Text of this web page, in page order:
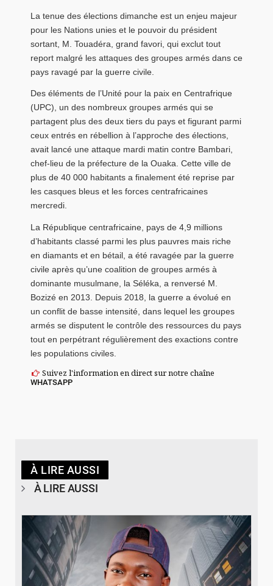
La tenue des élections dimanche est un enjeu majeur
pour les Nations unies et le pouvoir du président
sortant, M. Touadéra, grand favori, qui exclut tout
report malgré les attaques des groupes armés dans ce
pays ravagé par la guerre civile.
Des éléments de l’Unité pour la paix en Centrafrique
(UPC), un des nombreux groupes armés qui se
partagent plus des deux tiers du pays et figurant parmi
ceux entrés en rébellion à l’approche des élections,
avait lancé une attaque mardi matin contre Bambari,
chef-lieu de la préfecture de la Ouaka. Cette ville de
plus de 40 000 habitants a finalement été reprise par
les casques bleus et les forces centrafricaines
mercredi.
La République centrafricaine, pays de 4,9 millions
d’habitants classé parmi les plus pauvres mais riche
en diamants et en bétail, a été ravagée par la guerre
civile après qu’une coalition de groupes armés à
dominante musulmane, la Séléka, a renversé M.
Bozizé en 2013. Depuis 2018, la guerre a évolué en
un conflit de basse intensité, dans lequel les groupes
armés se disputent le contrôle des ressources du pays
tout en perpétrant régulièrement des exactions contre
les populations civiles.
Suivez l'information en direct sur notre chaîne
WHATSAPP
À LIRE AUSSI
À LIRE AUSSI